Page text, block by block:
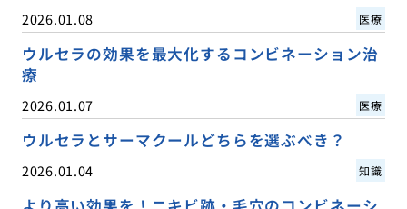
2026.01.08 医療
ウルセラの効果を最大化するコンビネーション治
療
2026.01.07 医療
ウルセラとサーマクールどちらを選ぶべき？
2026.01.04 知識